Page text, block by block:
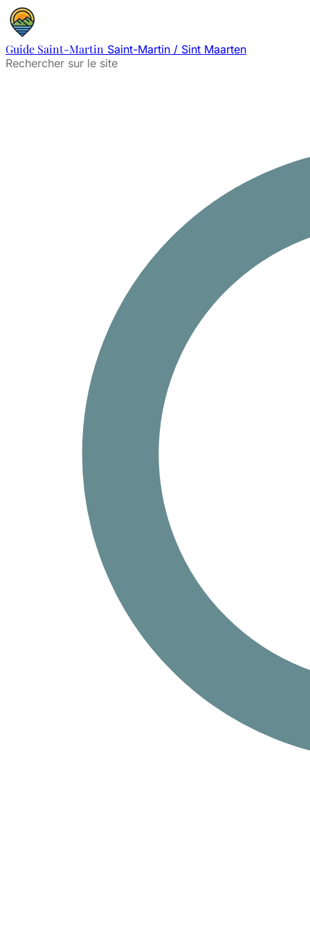
Guide Saint-Martin Saint-Martin / Sint Maarten
Rechercher sur le site